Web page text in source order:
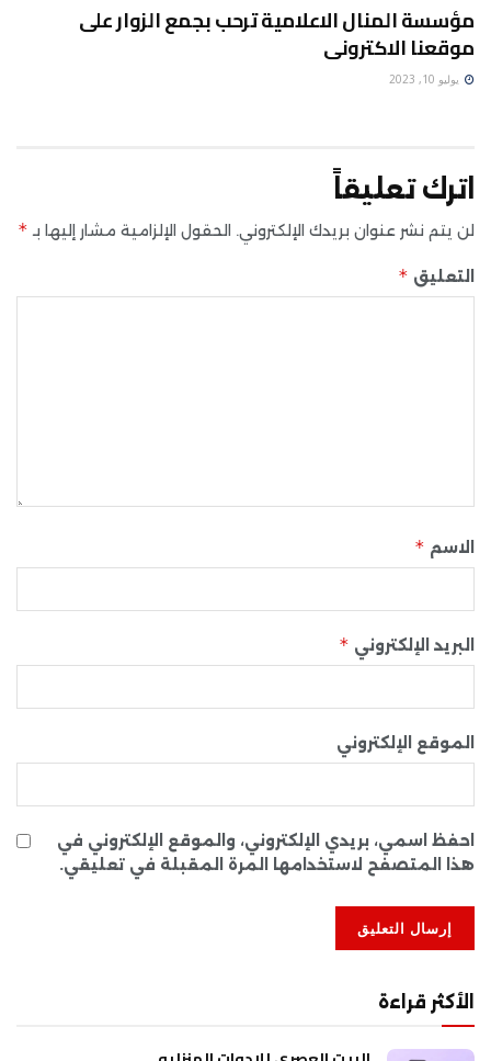
مؤسسة المنال الاعلامية ترحب بجمع الزوار على
موقعنا الاكترونى
يوليو 10, 2023
اترك تعليقاً
لن يتم نشر عنوان بريدك الإلكتروني. الحقول الإلزامية مشار إليها بـ *
التعليق *
الاسم *
البريد الإلكتروني *
الموقع الإلكتروني
احفظ اسمي، بريدي الإلكتروني، والموقع الإلكتروني في
هذا المتصفح لاستخدامها المرة المقبلة في تعليقي.
الأكثر قراءة